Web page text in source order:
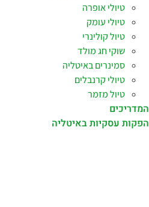
טיולי אופרה
טיולי עומק
טיול קולינרי
שוקי חג מולד
סמינרים באיטליה
טיולי קרנבלים
טיול מזמר
המדריכים
הפקות עסקיות באיטליה